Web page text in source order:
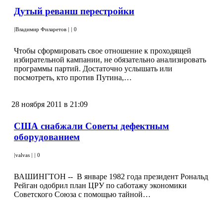
Дутый реванш перестройки
|Владимир Филаретов | | 0
Чтобы сформировать свое отношение к проходящей
избирательной кампании, не обязательно анализировать
программы партий. Достаточно услышать или
посмотреть, кто против Путина,…
28 ноября 2011 в 21:09
CША снабжали Советы дефектным
оборудованием
|valvas | | 0
ВАШИНГТОН -- В январе 1982 года президент Рональд
Рейган одобрил план ЦРУ по саботажу экономики
Советского Союза с помощью тайной…